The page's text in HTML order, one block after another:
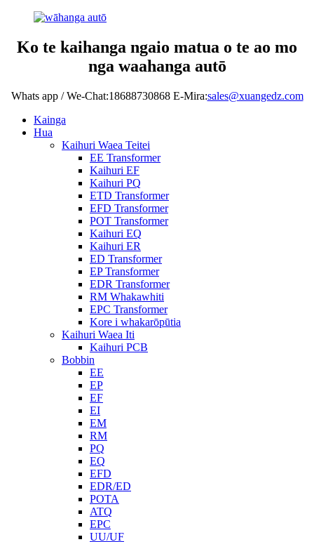
Ko te kaihanga ngaio matua o te ao mo
nga waahanga autō
Whats app / We-Chat:18688730868 E-Mira:sales@xuangedz.com
Kainga
Hua
Kaihuri Waea Teitei
EE Transformer
Kaihuri EF
Kaihuri PQ
ETD Transformer
EFD Transformer
POT Transformer
Kaihuri EQ
Kaihuri ER
ED Transformer
EP Transformer
EDR Transformer
RM Whakawhiti
EPC Transformer
Kore i whakarōpūtia
Kaihuri Waea Iti
Kaihuri PCB
Bobbin
EE
EP
EF
EI
EM
RM
PQ
EQ
EFD
EDR/ED
POTA
ATQ
EPC
UU/UF